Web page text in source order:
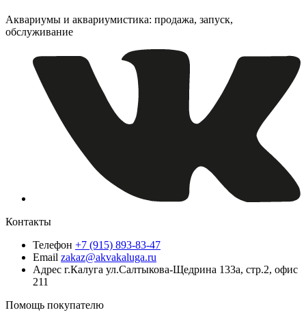
Аквариумы и аквариумистика: продажа, запуск,
обслуживание
Контакты
Телефон +7 (915) 893-83-47
Email zakaz@akvakaluga.ru
Адрес г.Калуга ул.Салтыкова-Щедрина 133а, стр.2, офис
211
Помощь покупателю